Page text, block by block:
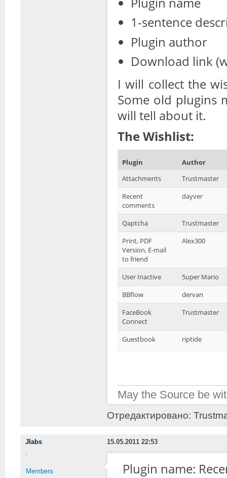
1-sentence
Plugin author
Download link
I will collect the
Some old plugins
will tell about it.
​The Wishlist:
Plugin
Author
Attachments
Trustmaster
Recent
comments
dayver
Qaptcha
Trustmaster
Print, PDF
Version, E-mail
to friend
Alex300
User Inactive
5uper Mario
BBflow
dervan
FaceBook
Connect
Trustmaster
Guestbook riptide
May the Source be
Отредактировано:
JIabs 15.05.2011 22:53
Members
Plugin name: